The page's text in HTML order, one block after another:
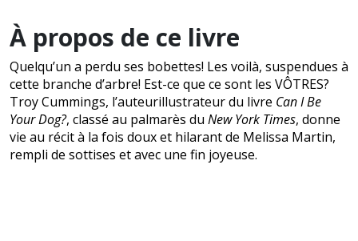
À propos de ce livre
Quelqu’un a perdu ses bobettes! Les voilà, suspendues à
cette branche d’arbre! Est-ce que ce sont les VÔTRES?
Troy Cummings, l’auteurillustrateur du livre Can I Be
Your Dog?, classé au palmarès du New York Times, donne
vie au récit à la fois doux et hilarant de Melissa Martin,
rempli de sottises et avec une fin joyeuse.